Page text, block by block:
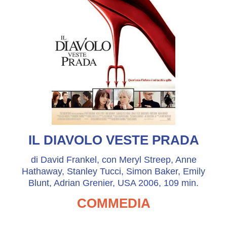
IL DIAVOLO VESTE PRADA
di David Frankel, con Meryl Streep, Anne
Hathaway, Stanley Tucci, Simon Baker, Emily
Blunt, Adrian Grenier, USA 2006, 109 min.
COMMEDIA